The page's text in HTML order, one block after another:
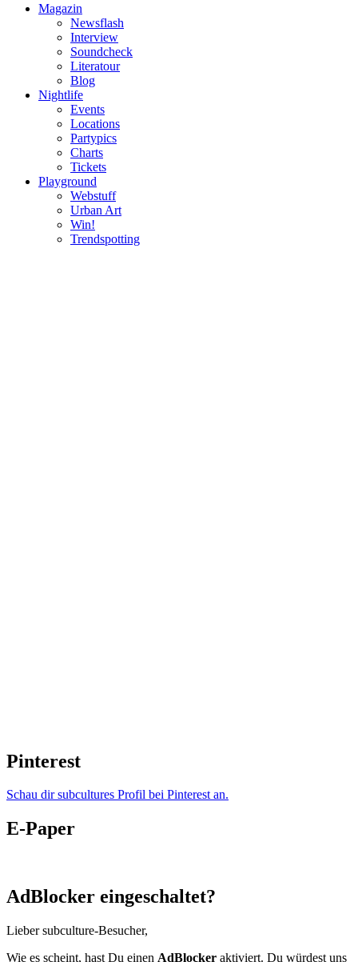
Magazin
Newsflash
Interview
Soundcheck
Literatour
Blog
Nightlife
Events
Locations
Partypics
Charts
Tickets
Playground
Webstuff
Urban Art
Win!
Trendspotting
Pinterest
Schau dir subcultures Profil bei Pinterest an.
E-Paper
AdBlocker eingeschaltet?
Lieber subculture-Besucher,
Wie es scheint, hast Du einen AdBlocker aktiviert. Du würdest uns